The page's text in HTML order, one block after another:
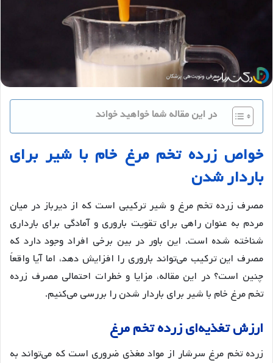
در این مقاله شما خواهید خواند
خواص زرده تخم مرغ خام با شیر برای
باردارشدن
مصرف زرده تخم مرغ و شیر ترکیبی است که از دیرباز در میان
مردم به عنوان راهی برای تقویت باروری و آمادگی برای بارداری
شناخته شده است. این باور در بین برخی افراد وجود دارد که
مصرف این ترکیب می‌تواند باروری را افزایش دهد، اما آیا واقعاً
چنین است؟ در این مقاله، مزایا و خطرات احتمالی مصرف زرده
تخم مرغ خام با شیر برای باردار شدن را بررسی می‌کنیم.
ارزشتغذیهایزردهتخممرغ
زرده تخم مرغ سرشار از مواد مغذی ضروری است که می‌تواند به